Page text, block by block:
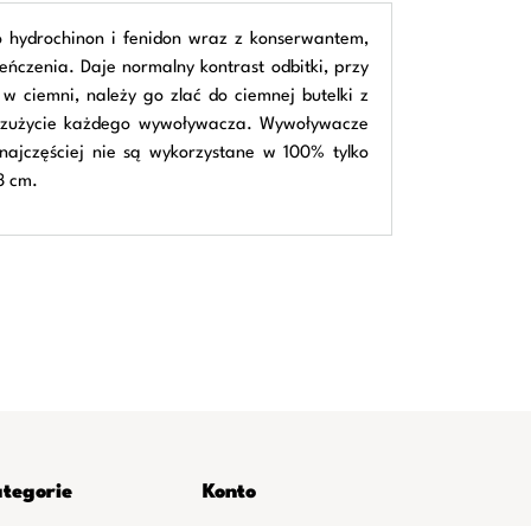
i fenidon wraz z konserwantem,
Daje normalny kontrast odbitki, przy
ciemni, należy go zlać do ciemnej butelki z
każdego wywoływacza. Wywoływacze
nie są wykorzystane w 100% tylko
cm.
Konto